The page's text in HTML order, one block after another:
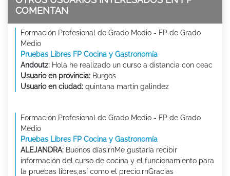
COMENTAN
Formación Profesional de Grado Medio - FP de Grado
Medio
Pruebas Libres FP Cocina y Gastronomía
Andoutz: Hola he realizado un curso a distancia con ceac
Usuario en provincia: Burgos
Usuario en ciudad: quintana martin galindez
Formación Profesional de Grado Medio - FP de Grado
Medio
Pruebas Libres FP Cocina y Gastronomía
ALEJANDRA: Buenos días:rnMe gustaría recibir
información del curso de cocina y el funcionamiento para
la pruebas libres,así como el precio.rnGracias